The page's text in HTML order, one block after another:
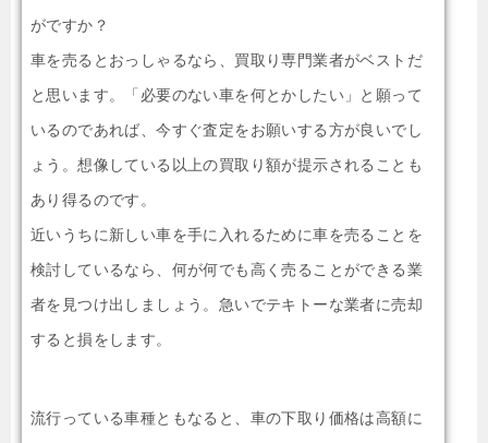
がですか？
車を売るとおっしゃるなら、買取り専門業者がベストだ
と思います。「必要のない車を何とかしたい」と願って
いるのであれば、今すぐ査定をお願いする方が良いでし
ょう。想像している以上の買取り額が提示されることも
あり得るのです。
近いうちに新しい車を手に入れるために車を売ることを
検討しているなら、何が何でも高く売ることができる業
者を見つけ出しましょう。急いでテキトーな業者に売却
すると損をします。
流行っている車種ともなると、車の下取り価格は高額に